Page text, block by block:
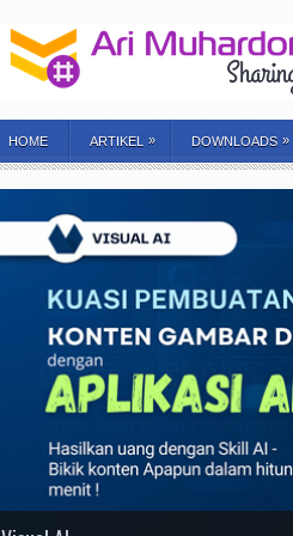
HOME ARTIKEL » DOWNLOADS »